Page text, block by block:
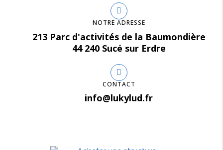
NOTRE ADRESSE
213 Parc d'activités de la Baumondière
44 240 Sucé sur Erdre
CONTACT
info@lukylud.fr